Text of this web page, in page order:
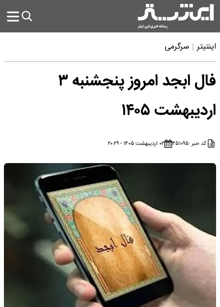
اینتیتر سرگرمی
فال ابجد امروز پنجشنبه ۳
اردیبهشت ۱۴۰۵
کد خبر :۴۵۱۰۹۵ ۰۲ اردیبهشت ۱۴۰۵ - ۲۰:۲۹